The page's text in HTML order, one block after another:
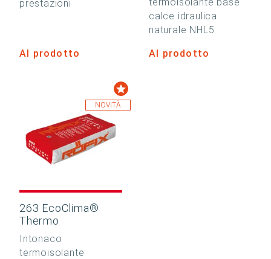
prestazioni
Al prodotto
calce idraulica
naturale NHL5
Al prodotto
NOVITÀ
263 EcoClima®
Thermo
Intonaco
termoisolante